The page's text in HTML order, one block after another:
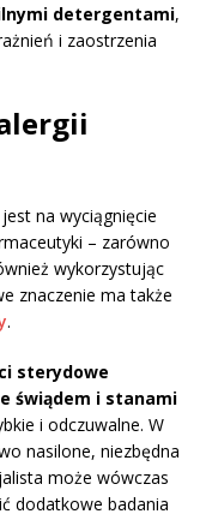
detergentami,
i zaostrzenia
na wyciągnięcie
– zarówno
wykorzystując
znaczenie ma także
.
sterydowe
świądem i stanami
i odczuwalne. W
nasilone, niezbędna
może wówczas
dodatkowe badania